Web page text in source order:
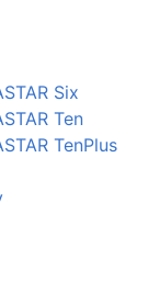
Six
Ten
TenPlus